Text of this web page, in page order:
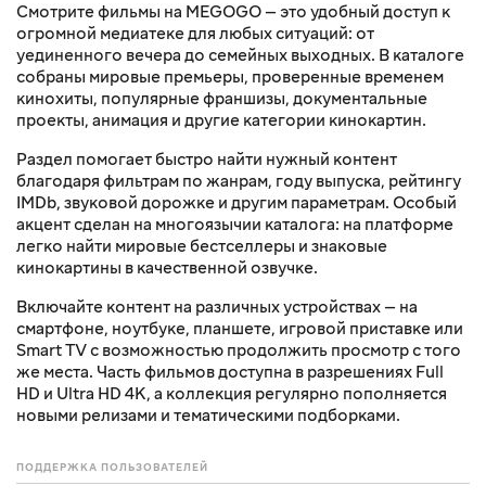
Смотрите фильмы на MEGOGO — это удобный доступ к
огромной медиатеке для любых ситуаций: от
уединенного вечера до семейных выходных. В каталоге
собраны мировые премьеры, проверенные временем
кинохиты, популярные франшизы, документальные
проекты, анимация и другие категории кинокартин.
Раздел помогает быстро найти нужный контент
благодаря фильтрам по жанрам, году выпуска, рейтингу
IMDb, звуковой дорожке и другим параметрам. Особый
акцент сделан на многоязычии каталога: на платформе
легко найти мировые бестселлеры и знаковые
кинокартины в качественной озвучке.
Включайте контент на различных устройствах — на
смартфоне, ноутбуке, планшете, игровой приставке или
Smart TV с возможностью продолжить просмотр с того
же места. Часть фильмов доступна в разрешениях Full
HD и Ultra HD 4K, а коллекция регулярно пополняется
новыми релизами и тематическими подборками.
ПОДДЕРЖКА ПОЛЬЗОВАТЕЛЕЙ